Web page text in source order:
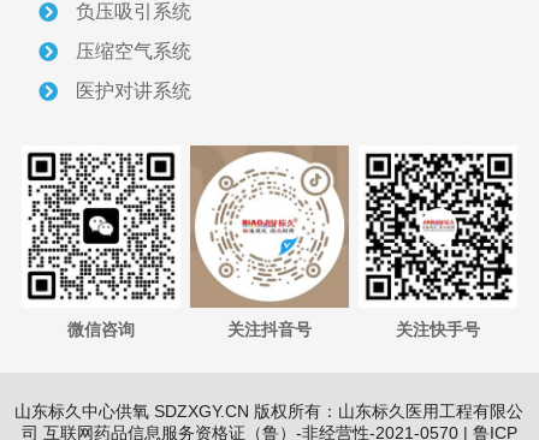
信息化呼叫对讲
智能型呼叫对讲
医用气体管道与设备
医用气体管道
管道压力调节监控设备
中心气站设备
负压吸引系统
压缩空气系统
医护对讲系统
微信咨询 关注抖音号 关注快手号
山东标久中心供氧 SDZXGY.CN 版权所有：山东标久医用工程有限公
司 互联网药品信息服务资格证（鲁）-非经营性-2021-0570 | 鲁ICP